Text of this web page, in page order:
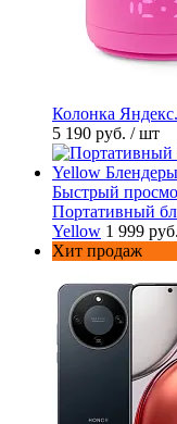
Колонка
5 190 руб. / шт
Быстрый
Портативный
Yellow 1 999 руб.
Хит продаж